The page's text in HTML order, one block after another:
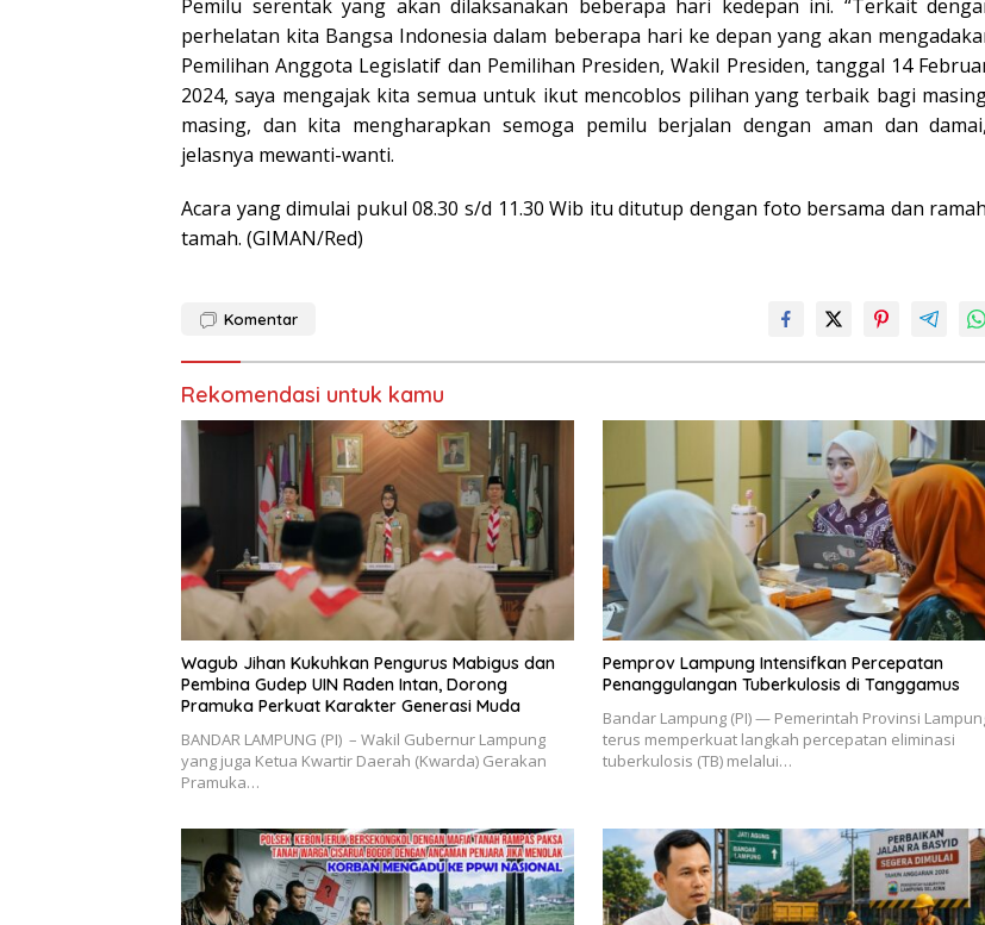
Pemilu serentak yang akan dilaksanakan beberapa hari kedepan ini. “Terkait
perhelatan kita Bangsa Indonesia dalam beberapa hari ke depan yang akan
Pemilihan Anggota Legislatif dan Pemilihan Presiden, Wakil Presiden, tanggal 14
2024, saya mengajak kita semua untuk ikut mencoblos pilihan yang terbaik bagi
masing, dan kita mengharapkan semoga pemilu berjalan dengan aman dan
jelasnya mewanti-wanti.
Acara yang dimulai pukul 08.30 s/d 11.30 Wib itu ditutup dengan foto bersama dan
tamah. (GIMAN/Red)
Komentar
Rekomendasi untuk kamu
Wagub Jihan Kukuhkan Pengurus Mabigus dan
Pembina Gudep UIN Raden Intan, Dorong
Pramuka Perkuat Karakter Generasi Muda
BANDAR LAMPUNG (PI) – Wakil Gubernur Lampung
yang juga Ketua Kwartir Daerah (Kwarda) Gerakan
Pramuka…
Pemprov Lampung Intensifkan Percepatan
Penanggulangan Tuberkulosis di Tanggamus
Bandar Lampung (PI) — Pemerintah Provinsi
terus memperkuat langkah percepatan eliminasi
tuberkulosis (TB) melalui…